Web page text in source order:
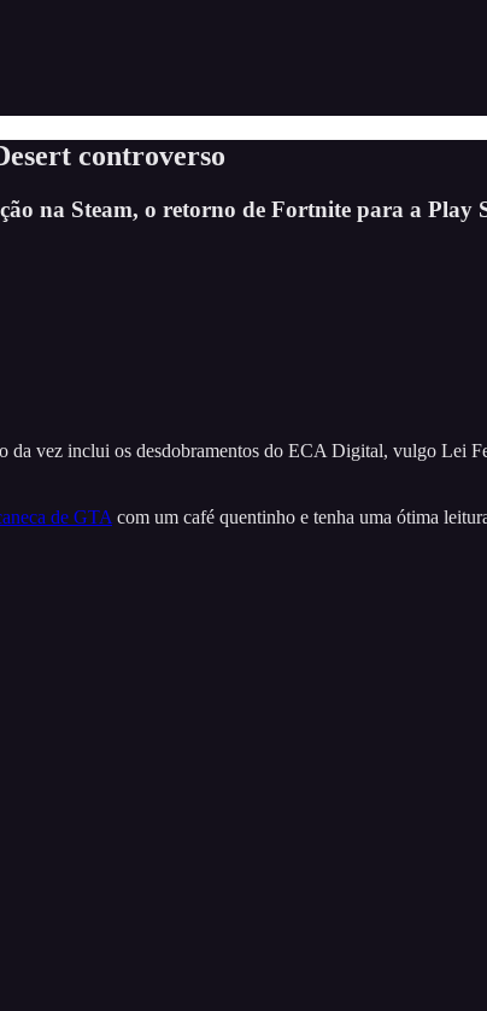
controverso
na Steam, o retorno de Fortnite para a Play
da vez inclui os desdobramentos do ECA Digital, vulgo Lei
de GTA com um café quentinho e tenha uma ótima